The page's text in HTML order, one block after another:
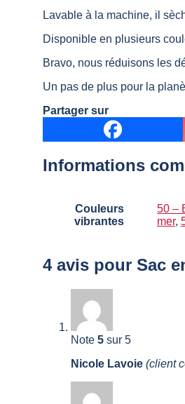
Lavable à la machine, il
Disponible en plusieurs
Bravo, nous réduisons les
Un pas de plus pour la
Partager sur
Informations
Couleurs
vibrantes
50 –
mer,
4 avis pour Sac
Note 5sur 5
Nicole Lavoie (client